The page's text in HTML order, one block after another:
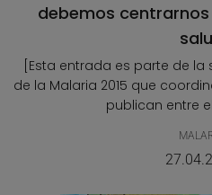
debemos
[Esta entrada es parte de
de la Malaria 2015 que
publican entre